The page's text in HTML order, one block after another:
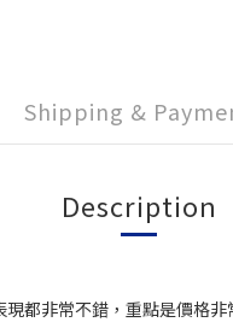
Shipping &
Description
都非常不錯，重點是價格